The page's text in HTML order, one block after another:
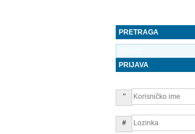
PRETRAGA
PRIJAVA